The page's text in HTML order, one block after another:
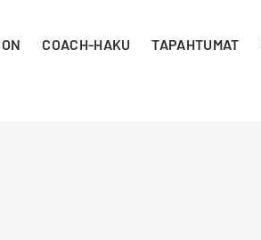
COACH-HAKU TAPAHTUMAT